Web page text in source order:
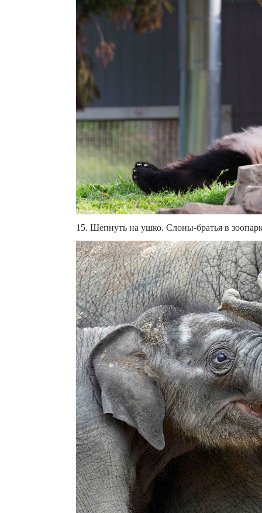
15. Шепнуть на ушко. Слоны-братья в